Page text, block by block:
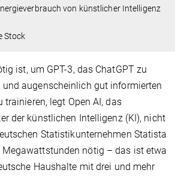
von künstlicher Intelligenz
Stock
ist, um GPT-3, das ChatGPT zu
und augenscheinlich gut informierten
trainieren, legt Open AI, das
der künstlichen Intelligenz (KI), nicht
Statistikunternehmen Statista
nötig – das ist etwa
Haushalte mit drei und mehr